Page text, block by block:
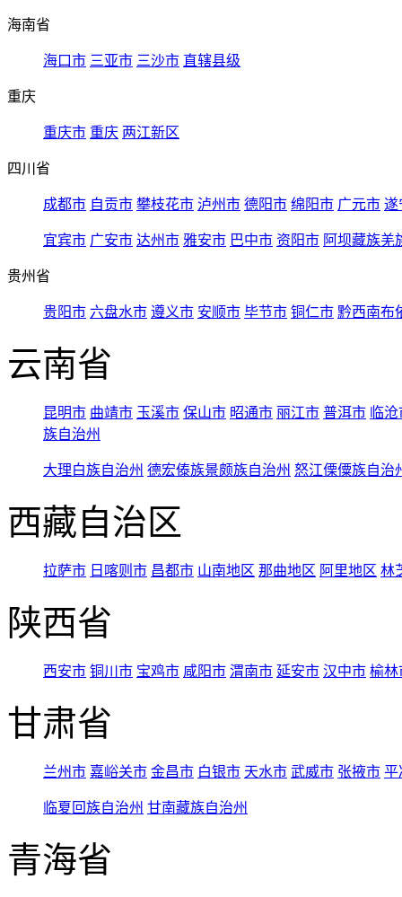
海南省
海口市 三亚市 三沙市 直辖县级
重庆
重庆市 重庆 两江新区
四川省
成都市 自贡市 攀枝花市 泸州市 德阳市 绵阳市 广元市 遂
宜宾市 广安市 达州市 雅安市 巴中市 资阳市 阿坝藏族羌
贵州省
贵阳市 六盘水市 遵义市 安顺市 毕节市 铜仁市 黔西南布
云南省
昆明市 曲靖市 玉溪市 保山市 昭通市 丽江市 普洱市 临
族自治州
大理白族自治州 德宏傣族景颇族自治州 怒江傈僳族自治
西藏自治区
拉萨市 日喀则市 昌都市 山南地区 那曲地区 阿里地区 林
陕西省
西安市 铜川市 宝鸡市 咸阳市 渭南市 延安市 汉中市 榆林
甘肃省
兰州市 嘉峪关市 金昌市 白银市 天水市 武威市 张掖市 平
临夏回族自治州 甘南藏族自治州
青海省